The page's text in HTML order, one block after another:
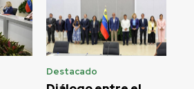
Destacado